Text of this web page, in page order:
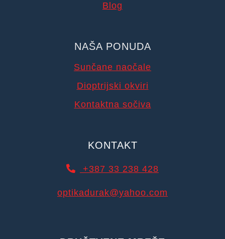
Blog
NAŠA PONUDA
Sunčane naočale
Dioptrijski okviri
Kontaktna sočiva
KONTAKT
+387 33 238 428
optikadurak@yahoo.com